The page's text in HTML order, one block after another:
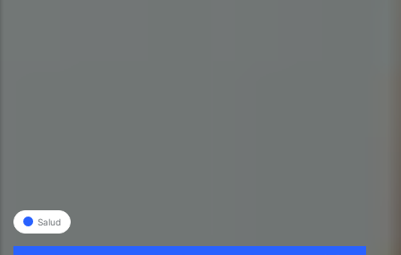
Salud